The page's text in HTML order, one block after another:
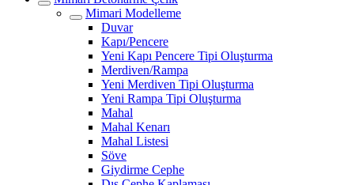
Mimari Modelleme
Duvar
Kapı/Pencere
Yeni Kapı Pencere Tipi Oluşturma
Merdiven/Rampa
Yeni Merdiven Tipi Oluşturma
Yeni Rampa Tipi Oluşturma
Mahal
Mahal Kenarı
Mahal Listesi
Söve
Giydirme Cephe